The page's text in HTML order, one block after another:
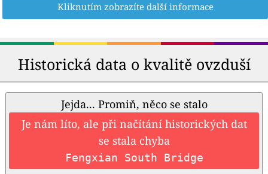
Kliknutím zobrazíte další informace
Historická data o kvalitě ovzduší
Jejda... Promiň, něco se stalo
Je nám líto, ale při načítání historických dat
se stala chyba
Fengxian South Bridge